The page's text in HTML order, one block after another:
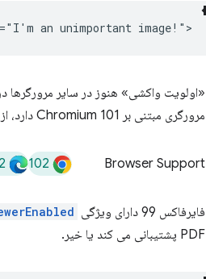
«اولویت واکشی» هنوز در سایر مرورگرها
مرورگری مبتنی بر Chromium 101 دارد، از آن بهره ببرید.
Browser Support
102
فایرفاکس 99 دارای ویژگی
PDF پشتیبانی می کند یا خیر.